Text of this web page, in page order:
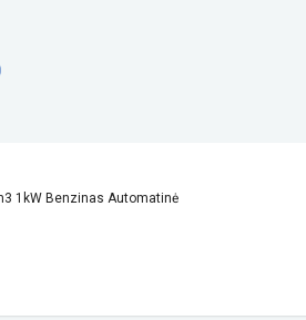
1kW Benzinas Automatinė